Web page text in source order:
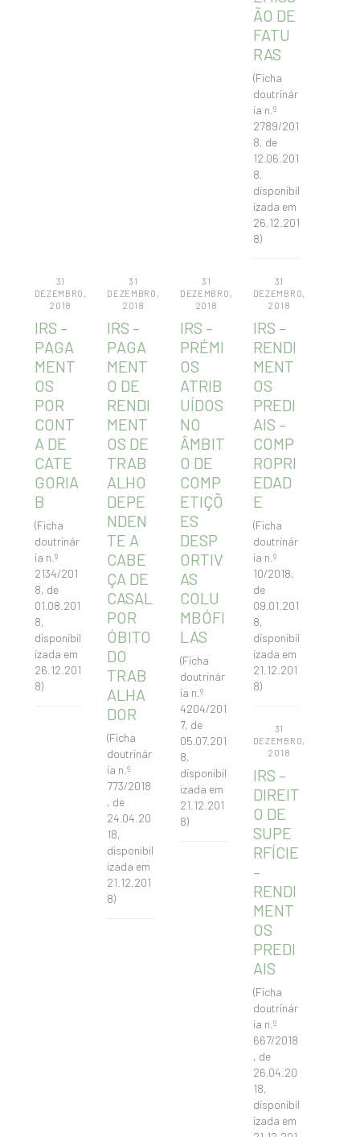
ÃO DE
FATU
RAS
(Ficha
doutrinár
ia n.º
2789/201
8, de
12.06.201
8,
disponibil
izada em
26.12.201
8)
31
DEZEMBRO,
2018
IRS –
PAGA
MENT
OS
POR
CONT
A DE
CATE
GORIA
B
(Ficha
doutrinár
ia n.º
2134/201
8, de
01.08.201
8,
disponibil
izada em
26.12.201
8)
31
DEZEMBRO,
2018
IRS –
PAGA
MENT
O DE
RENDI
MENT
OS DE
TRAB
ALHO
DEPE
NDEN
TE A
CABE
ÇA DE
CASAL
POR
ÓBITO
DO
TRAB
ALHA
DOR
(Ficha
doutrinár
ia n.º
773/2018
, de
24.04.20
18,
disponibil
izada em
21.12.201
8)
31
DEZEMBRO,
2018
IRS –
PRÉMI
OS
ATRIB
UÍDOS
NO
ÂMBIT
O DE
COMP
ETIÇÕ
ES
DESP
ORTIV
AS
COLU
MBÓFI
LAS
(Ficha
doutrinár
ia n.º
4204/201
7, de
05.07.201
8,
disponibil
izada em
21.12.201
8)
31
DEZEMBRO,
2018
IRS –
RENDI
MENT
OS
PREDI
AIS –
COMP
ROPRI
EDAD
E
(Ficha
doutrinár
ia n.º
10/2018,
de
09.01.201
8,
disponibil
izada em
21.12.201
8)
31
DEZEMBRO,
2018
IRS –
DIREIT
O DE
SUPE
RFÍCIE
–
RENDI
MENT
OS
PREDI
AIS
(Ficha
doutrinár
ia n.º
667/2018
, de
26.04.20
18,
disponibil
izada em